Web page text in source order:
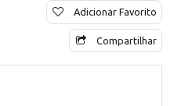
Adicionar Favorito
Compartilhar